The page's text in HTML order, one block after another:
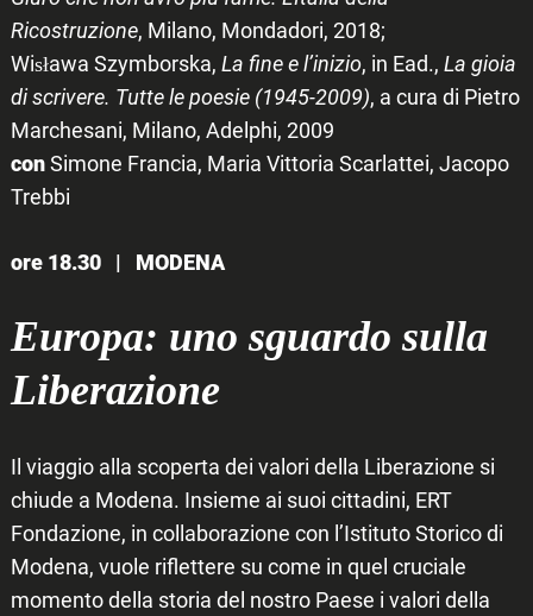
Ricostruzione, Milano, Mondadori, 2018;
Wisława Szymborska, La fine e l’inizio, in Ead., La gioia
di scrivere. Tutte le poesie (1945-2009), a cura di Pietro
Marchesani, Milano, Adelphi, 2009
conSimone Francia, Maria Vittoria Scarlattei, Jacopo
Trebbi
ore 18.30 | MODENA
Europa: uno sguardo sulla
Liberazione
Il viaggio alla scoperta dei valori della Liberazione si
chiude a Modena. Insieme ai suoi cittadini, ERT
Fondazione, in collaborazione con l’Istituto Storico di
Modena, vuole riflettere su come in quel cruciale
momento della storia del nostro Paese i valori della